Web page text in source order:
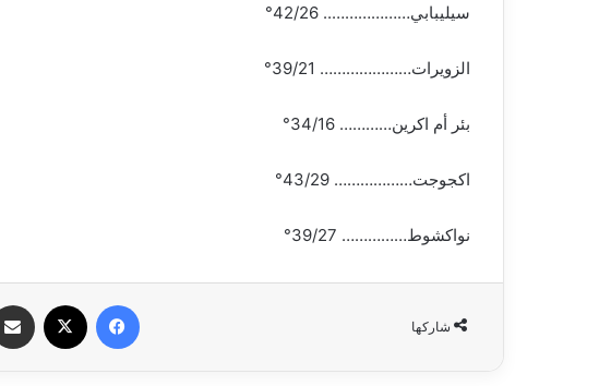
سيليبابي……………….. 42/26°
الزويرات………………… 39/21°
بئر أم اكرين………… 34/16°
اكجوجت……………… 43/29°
نواكشوط…………… 39/27°
شاركها
فيسبوك